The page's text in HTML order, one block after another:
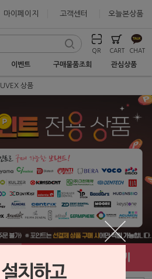
마이페이지 고객센터 오늘본상품
QR CART CHAT
이벤트 구매물품조회 관심상품
UVEX 상품